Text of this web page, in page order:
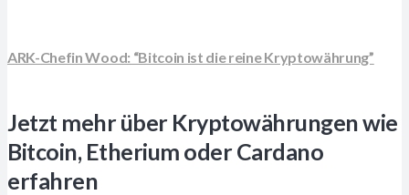
ARK-Chefin Wood: “Bitcoin ist die reine Kryptowährung”
Jetzt mehr über Kryptowährungen wie
Bitcoin, Etherium oder Cardano
erfahren